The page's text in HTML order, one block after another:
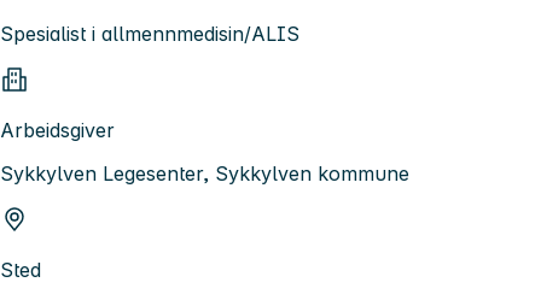
Spesialist i allmennmedisin/ALIS
Arbeidsgiver
Sykkylven Legesenter, Sykkylven kommune
Sted